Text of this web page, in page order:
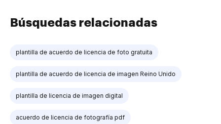
Búsquedas relacionadas
plantilla de acuerdo de licencia de foto gratuita
plantilla de acuerdo de licencia de imagen Reino Unido
plantilla de licencia de imagen digital
acuerdo de licencia de fotografía pdf